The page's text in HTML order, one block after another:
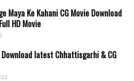
Maya Ke Kahani CG Movie Download
HD Movie
latest Chhattisgarhi & CG